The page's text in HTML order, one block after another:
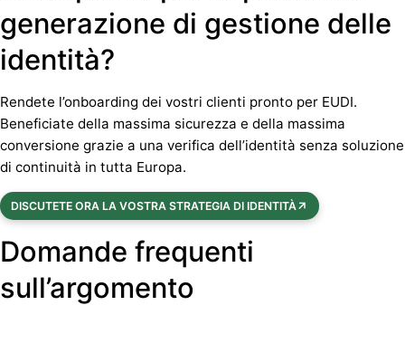
generazione di gestione delle
identità?
Rendete l’onboarding dei vostri clienti pronto per EUDI.
Beneficiate della massima sicurezza e della massima
conversione grazie a una verifica dell’identità senza soluzione
di continuità in tutta Europa.
DISCUTETE ORA LA VOSTRA STRATEGIA DI IDENTITÀ
Domande frequenti
sull’argomento